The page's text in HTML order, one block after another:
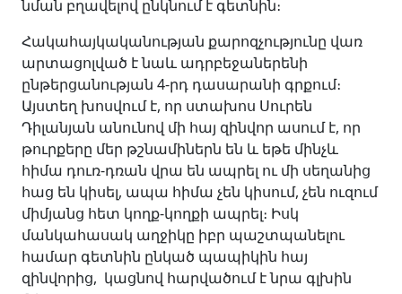
նման բղավելով ընկնում է գետնին։
Հակահայկականության քարոզչությունը վառ
արտացոլված է նաև ադրբեջաներենի
ընթերցանության 4-րդ դասարանի գրքում։
Այստեղ խոսվում է, որ ստախոս Սուրեն
Դիլանյան անունով մի հայ զինվոր ասում է, որ
թուրքերը մեր թշնամիներն են և եթե մինչև
հիմա դուռ-դռան վրա են ապրել ու մի սեղանից
հաց են կիսել, ապա հիմա չեն կիսում, չեն ուզում
միմյանց հետ կողք-կողքի ապրել։ Իսկ
մանկահասակ աղջիկը իբր պաշտպանելու
համար գետնին ընկած պապիկին հայ
զինվորից, կացնով հարվածում է նրա գլխին